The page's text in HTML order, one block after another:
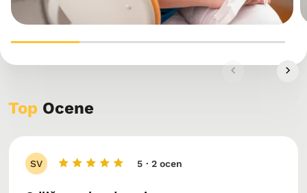
Top Ocene
SV 5 · 2 ocen